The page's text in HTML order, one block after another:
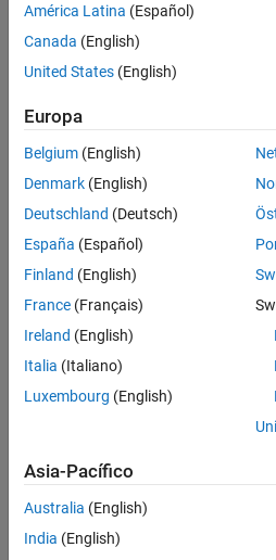
América Latina (Español)
Canada (English)
United States (English)
Europa
Belgium (English)
Denmark (English)
Deutschland (Deutsch)
España (Español)
Finland (English)
France (Français)
Ireland (English)
Italia (Italiano)
Luxembourg (English)
Asia-Pacífico
Australia (English)
India (English)
Centro de confianza
Marcas
Política de privacidad
Antipiratería
Información de contacto
© 1994-2026 The MathWorks, Inc.